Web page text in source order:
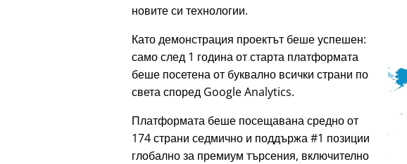
новите си технологии.
Като демонстрация проектът беше успешен:
само след 1 година от старта платформата
беше посетена от буквално всички страни по
света според Google Analytics.
Платформата беше посещавана средно от
174 страни седмично и поддържа #1 позиции
глобално за премиум търсения, включително